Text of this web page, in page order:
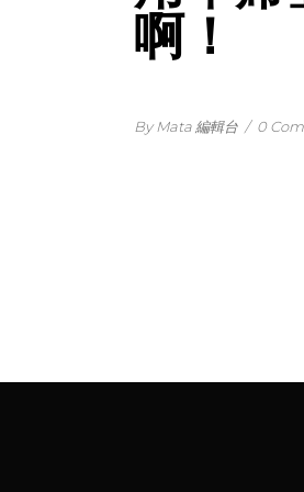
啊！
By Mata 編輯台 / 0